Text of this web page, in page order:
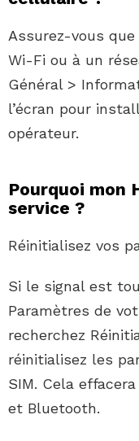
Assurez-vous
Wi-Fi ou à un
Général >
l’écran pour
opérateur.
Pourquoi mon
service ?
Réinitialisez vos
Si le signal est
Paramètres de
recherchez
réinitialisez les
SIM. Cela
et Bluetooth.